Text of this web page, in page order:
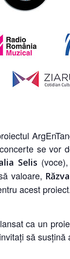
se
Selis (voce),
valoare,
acest
ca un
să